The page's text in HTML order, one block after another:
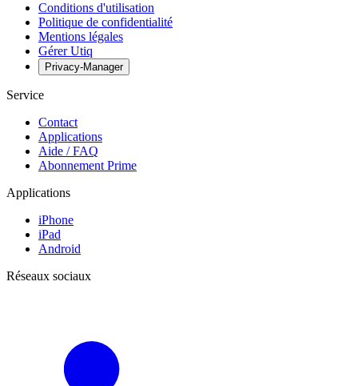
Conditions d'utilisation
Politique de confidentialité
Mentions légales
Gérer Utiq
Privacy-Manager
Service
Contact
Applications
Aide / FAQ
Abonnement Prime
Applications
iPhone
iPad
Android
Réseaux sociaux